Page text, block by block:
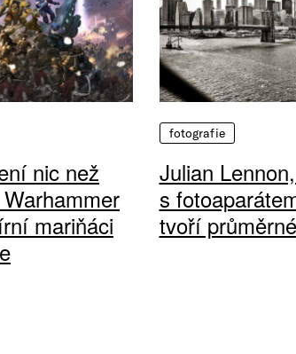
nic než
mariňáci
fotografie
Julian
s
tvoří průměrné